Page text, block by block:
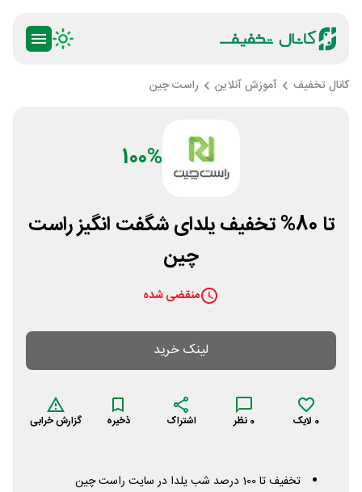
کانال تخفیف آموزش آنلاین راست چین
100%
تا 80% تخفیف یلدای شگفت انگیز راست‌
چین
منقضی شده
لینک خرید
0 لایک 0 نظر اشتراک ذخیره گزارش خرابی
تخفیف تا 100 درصد شب یلدا در سایت راست چین